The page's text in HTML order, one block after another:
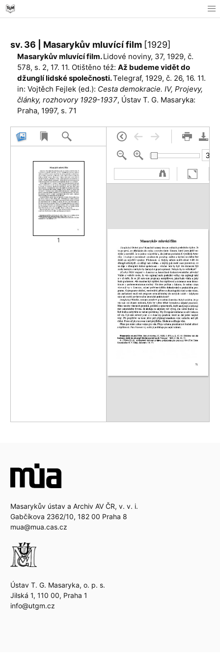
sv. 36 | Masarykův mluvící film [1929]
Masarykův mluvící film.Lidové noviny, 37, 1929, č.
578, s. 2, 17. 11. Otištěno též: Až budeme vidět do
džunglí lidské společnosti.Telegraf, 1929, č. 26, 16. 11.
in: Vojtěch Fejlek (ed.): Cesta demokracie. IV, Projevy,
články, rozhovory 1929-1937, Ústav T. G. Masaryka:
Praha, 1997, s. 71
Masarykův ústav a Archiv AV ČR, v. v. i.
Gabčíkova 2362/10, 182 00 Praha 8
mua@mua.cas.cz
Ústav T. G. Masaryka, o. p. s.
Jilská 1, 110 00, Praha 1
info@utgm.cz